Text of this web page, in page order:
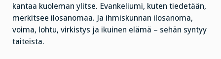
kantaa kuoleman ylitse. Evankeliumi, kuten tiedetään,
merkitsee ilosanomaa. Ja ihmiskunnan ilosanoma,
voima, lohtu, virkistys ja ikuinen elämä – sehän syntyy
taiteista.